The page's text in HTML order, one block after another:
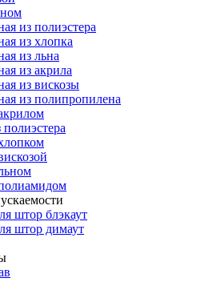
из полиэстера
из хлопка
из льна
из акрила
из вискозы
из полипропилена
штор блэкаут
штор димаут